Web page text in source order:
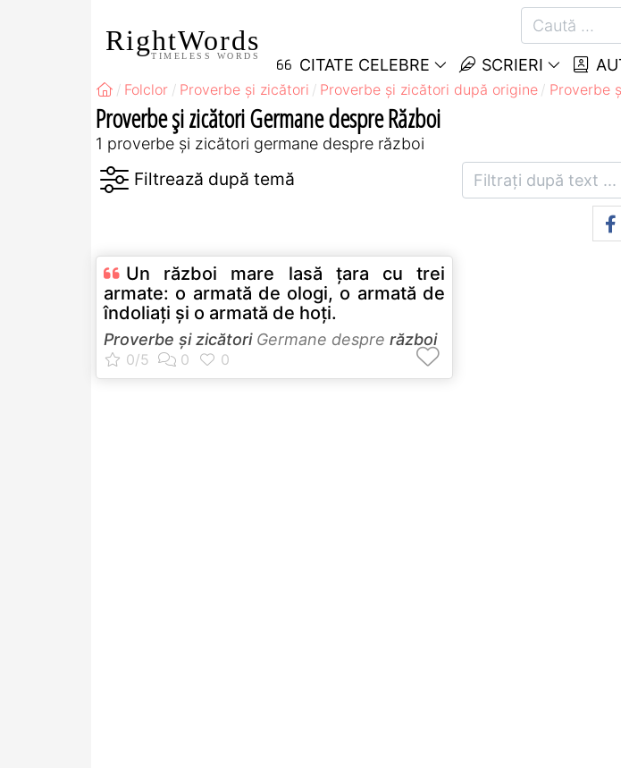
RightWords
TIMELESS WORDS CITATE CELEBRE SCRIERI
Folclor Proverbe și zicători Proverbe și zicători după origine Proverbe
Proverbe și zicători Germane despre Război
1 proverbe și zicători germane despre război
Un război mare lasă ţara cu trei
armate: o armată de ologi, o armată de
îndoliaţi şi o armată de hoţi.
Proverbe și zicătoriGermane despre război